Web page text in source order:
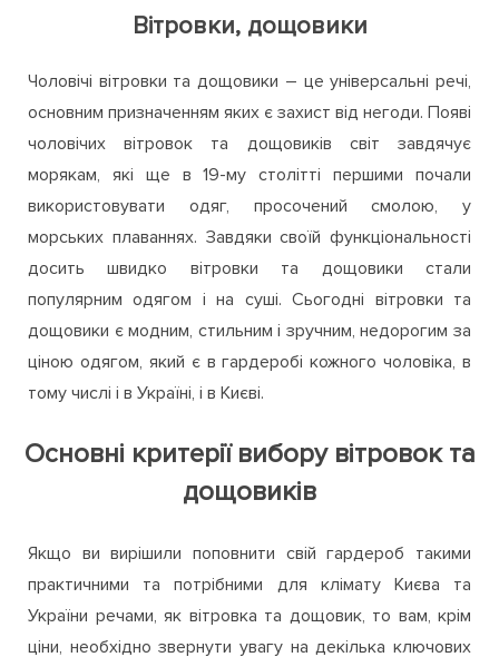
Вітровки, дощовики
Чоловічі вітровки та дощовики – це універсальні речі,
основним призначенням яких є захист від негоди. Появі
чоловічих вітровок та дощовиків світ завдячує
морякам, які ще в 19-му столітті першими почали
використовувати одяг, просочений смолою, у
морських плаваннях. Завдяки своїй функціональності
досить швидко вітровки та дощовики стали
популярним одягом і на суші. Сьогодні вітровки та
дощовики є модним, стильним і зручним, недорогим за
ціною одягом, який є в гардеробі кожного чоловіка, в
тому числі і в Україні, і в Києві.
Основні критерії вибору вітровок та
дощовиків
Якщо ви вирішили поповнити свій гардероб такими
практичними та потрібними для клімату Києва та
України речами, як вітровка та дощовик, то вам, крім
ціни, необхідно звернути увагу на декілька ключових